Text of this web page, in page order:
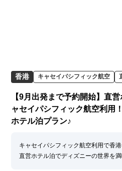
香港 キャセイパシフィック航空
【9月出発まで予約開始】直
ャセイパシフィック航空利用
ホテル泊プラン♪
キャセイパシフィック航空利用で香
直営ホテル泊でディズニーの世界を満